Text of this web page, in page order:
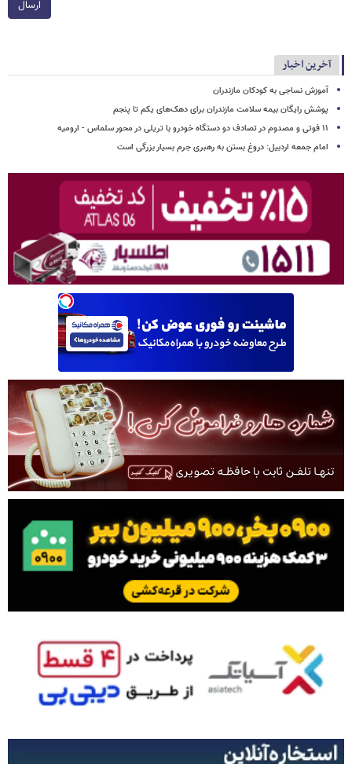
ارسال
آخرین اخبار
آموزش نساجی به کودکان مازندران
پوشش رایگان بیمه سلامت مازندران برای دهک‌های یکم تا پنجم
۱۱ فوتی و مصدوم در تصادف دو دستگاه خودرو با تریلی در محور سلماس - ارومیه
امام جمعه اردبیل: دروغ بستن به رهبری جرم بسیار بزرگی است